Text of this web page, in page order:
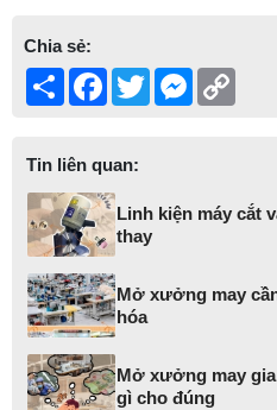
Chia sẻ:
Share Facebook
TwitterMessenger
Tin liên quan:
Linh kiện máy cắt
thay
Mở xưởng may
hóa
Mở xưởng may
gì cho đúng